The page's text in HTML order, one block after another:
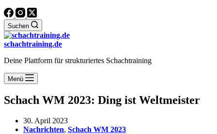
Suchen
schachtraining.de
Deine Plattform für strukturiertes Schachtraining
Menü
Schach WM 2023: Ding ist Weltmeister
30. April 2023
Nachrichten, Schach WM 2023